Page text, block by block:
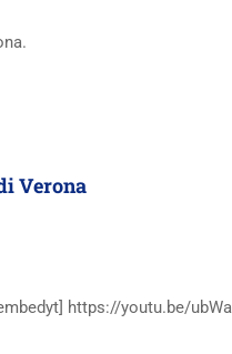
Verona
https://youtu.be/